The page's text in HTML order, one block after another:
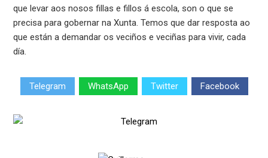
que levar aos nosos fillas e fillos á escola, son o que se
precisa para gobernar na Xunta. Temos que dar resposta ao
que están a demandar os veciños e veciñas para vivir, cada
día.
Telegram WhatsApp Twitter Facebook